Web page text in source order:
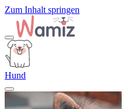
Zum Inhalt springen
Hund